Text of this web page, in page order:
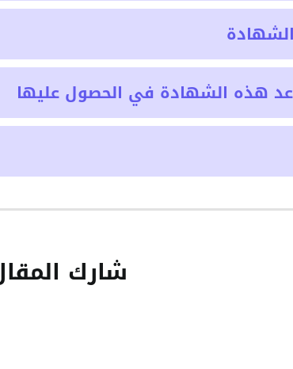
هذه الشهادة في الحصول عليها
شارك